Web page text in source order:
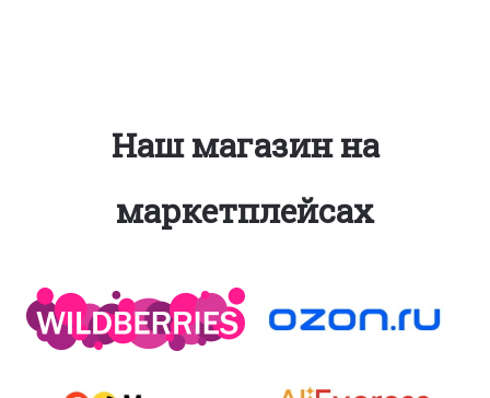
Наш магазин на
маркетплейсах